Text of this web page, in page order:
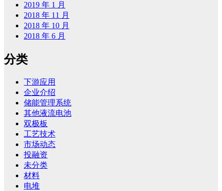
2019 年 1 月
2018 年 11 月
2018 年 10 月
2018 年 6 月
分类
下游应用
企业介绍
储能管理系统
其他液流电池
双极板
工艺技术
市场动态
投融资
未分类
材料
电堆